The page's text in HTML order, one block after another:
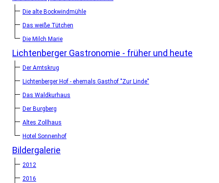
Die alte Bockwindmühle
Das weiße Tütchen
Die Milch Marie
Lichtenberger Gastronomie - früher und heute
Der Amtskrug
Lichtenberger Hof - ehemals Gasthof "Zur Linde"
Das Waldkurhaus
Der Burgberg
Altes Zollhaus
Hotel Sonnenhof
Bildergalerie
2012
2016